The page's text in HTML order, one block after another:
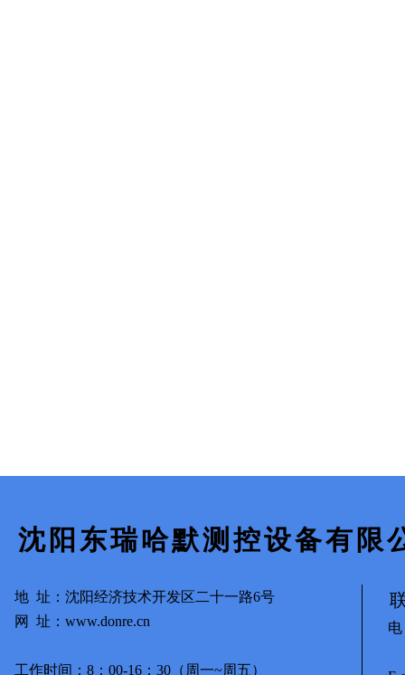
地 址：沈阳经济技术开发区二十一路6号
网 址 ：www.donre.cn
工作时间：8：00-16：30（周一~周五）
沈阳东瑞哈默测控设备有限